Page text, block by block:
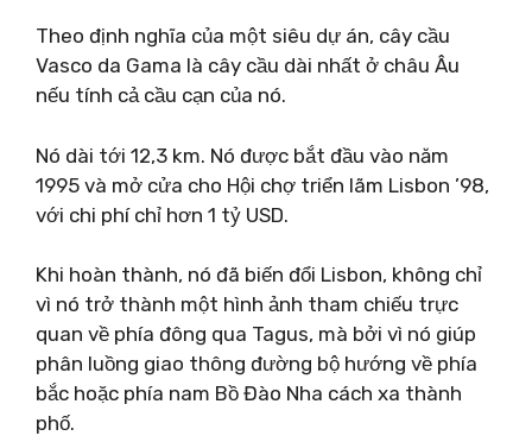
Theo định nghĩa của một siêu dự án, cây cầu
Vasco da Gama là cây cầu dài nhất ở châu Âu
nếu tính cả cầu cạn của nó.
Nó dài tới 12,3 km. Nó được bắt đầu vào năm
1995 và mở cửa cho Hội chợ triển lãm Lisbon ’98,
với chi phí chỉ hơn 1 tỷ USD.
Khi hoàn thành, nó đã biến đổi Lisbon, không chỉ
vì nó trở thành một hình ảnh tham chiếu trực
quan về phía đông qua Tagus, mà bởi vì nó giúp
phân luồng giao thông đường bộ hướng về phía
bắc hoặc phía nam Bồ Đào Nha cách xa thành
phố.